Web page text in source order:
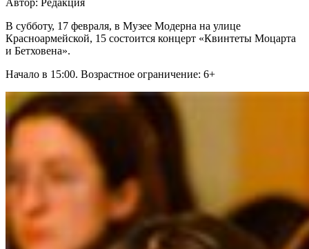
Автор: Редакция
В субботу, 17 февраля, в Музее Модерна на улице
Красноармейской, 15 состоится концерт «Квинтеты Моцарта
и Бетховена».
Начало в 15:00. Возрастное ограничение: 6+